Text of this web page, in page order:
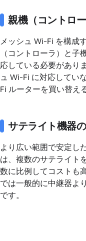
親機（コントロ
メッシュ Wi-Fi を構成
（コントローラ）と
応している必要があり
ュ Wi-Fi に対応してい
Fi ルーターを買い替え
サテライト機器
より広い範囲で安定し
は、複数のサテライト
数に比例してコストも
では一般的に中継器よ
です。